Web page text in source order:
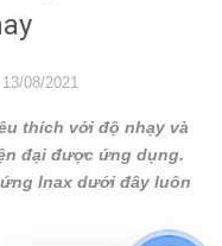
13/08/2021
thích với độ nhạy và
đại được ứng dụng.
Inax dưới đây luôn